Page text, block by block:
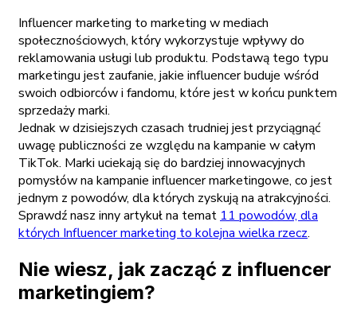
Influencer marketing to marketing w mediach
społecznościowych, który wykorzystuje wpływy do
reklamowania usługi lub produktu. Podstawą tego typu
marketingu jest zaufanie, jakie influencer buduje wśród
swoich odbiorców i fandomu, które jest w końcu punktem
sprzedaży marki.
Jednak w dzisiejszych czasach trudniej jest przyciągnąć
uwagę publiczności ze względu na kampanie w całym
TikTok. Marki uciekają się do bardziej innowacyjnych
pomysłów na kampanie influencer marketingowe, co jest
jednym z powodów, dla których zyskują na atrakcyjności.
Sprawdź nasz inny artykuł na temat11 powodów, dla
których Influencer marketing to kolejna wielka rzecz.
Nie wiesz, jak zacząć z influencer
marketingiem?